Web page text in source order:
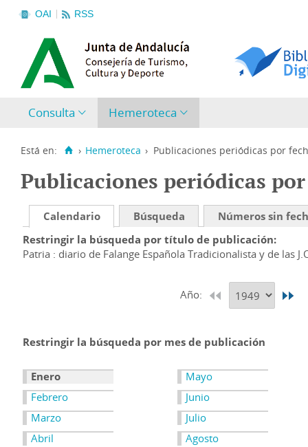
OAI RSS
Consulta Hemeroteca
Está en: › Hemeroteca › Publicaciones periódicas por
Publicaciones periódicas
Calendario Búsqueda
Números sin
Restringir la búsqueda por título de publicación
Patria : diario de Falange Española Tradicionalista y de las
Año:
Restringir la búsqueda por mes de publicación
Enero
Febrero
Marzo
Abril
Mayo
Junio
Julio
Agosto